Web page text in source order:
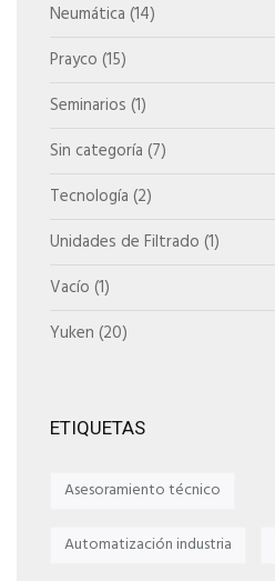
Neumática (14)
Prayco (15)
Seminarios (1)
Sin categoría (7)
Tecnología (2)
Unidades de Filtrado (1)
Vacío (1)
Yuken (20)
ETIQUETAS
Asesoramiento técnico
Automatización industria